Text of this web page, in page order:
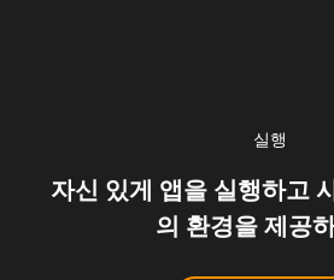
실행
자신 있게 앱을 실행하고
의 환경을 제공